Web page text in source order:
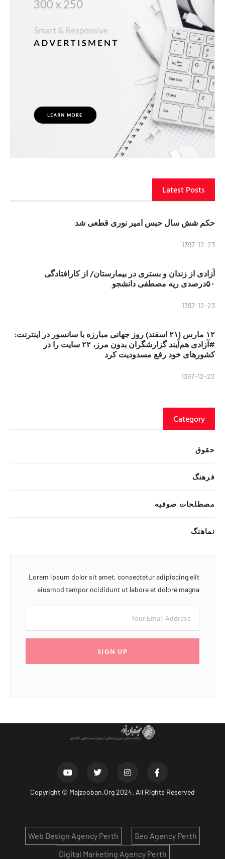
Latest Posts
حکم شش سال حبس امیر نوری قطعی شد
1397-12-23
آزادی از زندان و بستری در بیمارستان/ از کارافتادگی
۵۰درصدی ریه مصطفی دانشجو
1397-12-23
۱۲ مارس (۲۱ اسفند) روز جهانی مبارزه با سانسور در اینترنت:
#آزادی هم‌آیند گزارشگران‌ بدون مرز، ۲۲ سایت را در
کشورهای خود رفع مسدودیت کرد
1397-12-22
Category
حقوق
فرهنگ
مصطلحات صوفیه
نماهنگ
Lorem ipsum dolor sit amet, consectetur adipiscing elit
eiusmod tempor ncididunt ut labore et dolore magna
SIGN UP
Copyright © Majzooban.Org2024. All Rights Reserved
Seo Agency Perth
Web Design Agency Perth
Digital Marketing Agency Perth